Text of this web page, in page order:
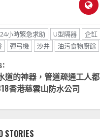
24小時緊急求助 U型隔器 企缸
彈弓機 沙井 油污食物廚餘
道的神器，管道疏通工人
香港慈雲山防水公司
STORIES